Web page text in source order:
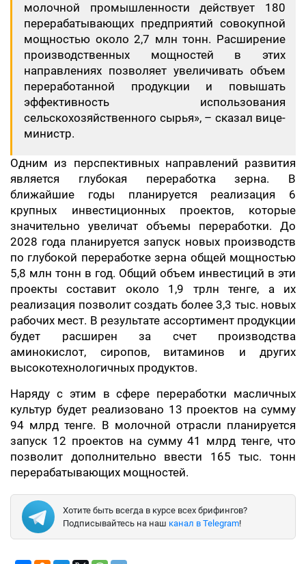
молочной промышленности действует 180
перерабатывающих предприятий совокупной
мощностью около 2,7 млн тонн. Расширение
производственных мощностей в этих
направлениях позволяет увеличивать объем
переработанной продукции и повышать
эффективность использования
сельскохозяйственного сырья», – сказал вице-
министр.
Одним из перспективных направлений развития
является глубокая переработка зерна. В
ближайшие годы планируется реализация 6
крупных инвестиционных проектов, которые
значительно увеличат объемы переработки. До
2028 года планируется запуск новых производств
по глубокой переработке зерна общей мощностью
5,8 млн тонн в год. Общий объем инвестиций в эти
проекты составит около 1,9 трлн тенге, а их
реализация позволит создать более 3,3 тыс. новых
рабочих мест. В результате ассортимент продукции
будет расширен за счет производства
аминокислот, сиропов, витаминов и других
высокотехнологичных продуктов.
Наряду с этим в сфере переработки масличных
культур будет реализовано 13 проектов на сумму
94 млрд тенге. В молочной отрасли планируется
запуск 12 проектов на сумму 41 млрд тенге, что
позволит дополнительно ввести 165 тыс. тонн
перерабатывающих мощностей.
Хотите быть всегда в курсе всех брифингов?
Подписывайтесь на наш канал в Telegram!